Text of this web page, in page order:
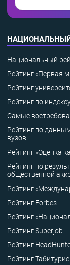
Национальный
Рейтинг «Первая
Рейтинг
Рейтинг по
Самые
Рейтинг по
вузов
Рейтинг «Оценка
Рейтинг по
общественной
Рейтинг
Рейтинг Forbes
Рейтинг
Рейтинг Superjob
Рейтинг
Рейтинг